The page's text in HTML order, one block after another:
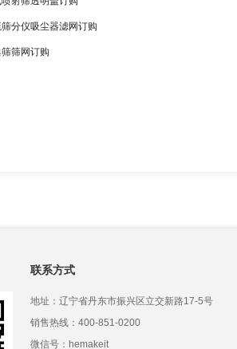
分仪吸尘器滤网订购
筛网订购
联系方式
地址：辽宁省丹东市振兴区立交新路17-5号
销售热线：400-851-0200
微信号：hemakeit